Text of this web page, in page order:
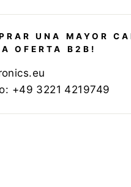
UNA MAYOR
OFERTA B2B!
+49 3221 4219749